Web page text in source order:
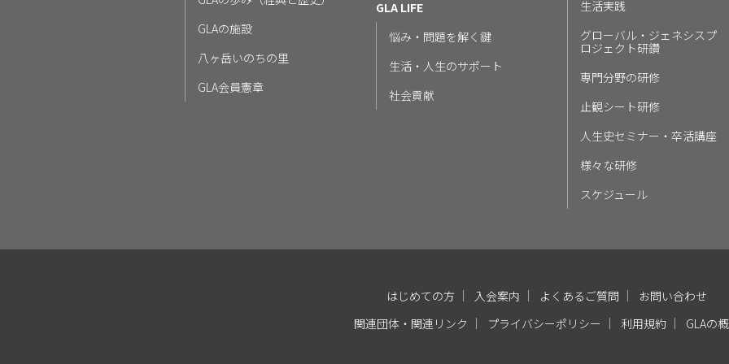
GLAの施設
八ヶ岳いのちの里
GLA会員憲章
GLA LIFE
悩み・問題を解く鍵
生活・人生のサポート
社会貢献
生活実践
グローバル・ジェネシスプ
ロジェクト研鑽
専門分野の研修
止観シート研修
人生史セミナー・卒活講座
様々な研修
スケジュール
はじめての方 入会案内 よくあるご質問
お問い合わせ
関連団体・関連リンク
プライバシーポリシー 利用規約 GLAの